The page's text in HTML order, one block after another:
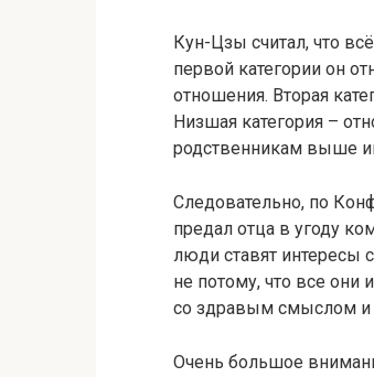
Кун-Цзы считал, что
первой категории он
отношения. Вторая
Низшая категория –
родственникам выше
Следовательно, по
предал отца в угоду
люди ставят интересы
не потому, что все они
со здравым смыслом и
Очень большое